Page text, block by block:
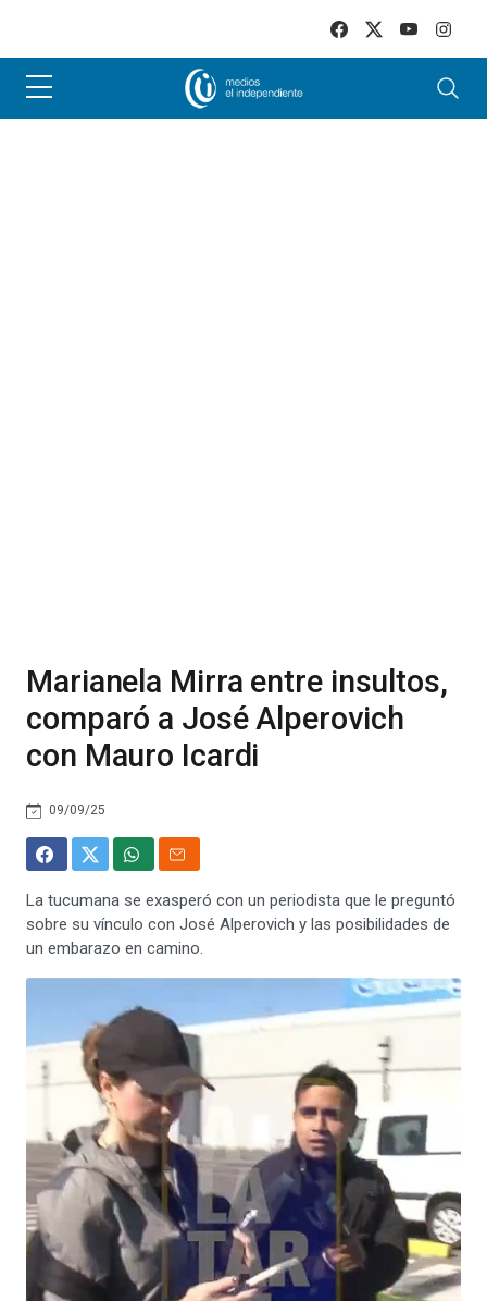
Marianela Mirra entre insultos,
comparó a José Alperovich
con Mauro Icardi
09/09/25
La tucumana se exasperó con un periodista que le preguntó
sobre su vínculo con José Alperovich y las posibilidades de
un embarazo en camino.